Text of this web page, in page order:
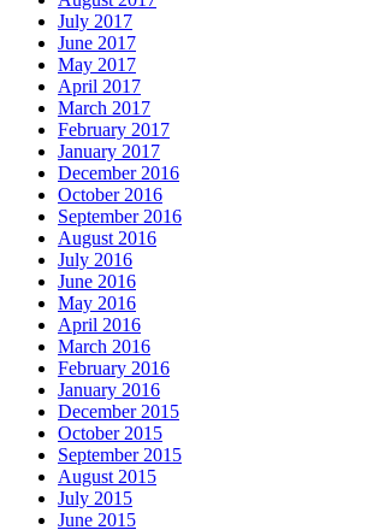
July 2017
June 2017
May 2017
April 2017
March 2017
February 2017
January 2017
December 2016
October 2016
September 2016
August 2016
July 2016
June 2016
May 2016
April 2016
March 2016
February 2016
January 2016
December 2015
October 2015
September 2015
August 2015
July 2015
June 2015